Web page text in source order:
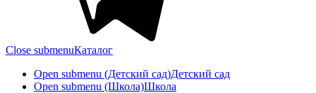
Close submenuКаталог
Open submenu (Детский сад)Детский сад
Open submenu (Школа)Школа